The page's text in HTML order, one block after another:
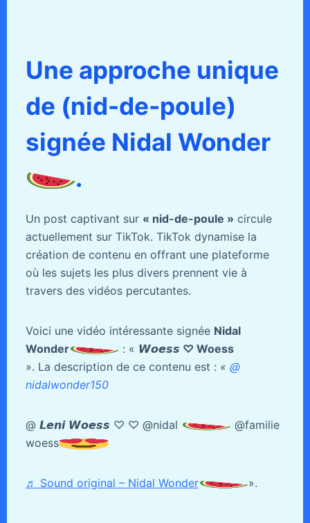
Une approche unique
de (nid-de-poule)
signée Nidal Wonder
.
Un post captivant sur « nid-de-poule » circule
actuellement sur TikTok. TikTok dynamise la
création de contenu en offrant une plateforme
où les sujets les plus divers prennent vie à
travers des vidéos percutantes.
Voici une vidéo intéressante signée Nidal
Wonder
: « 𝙒𝙤𝙚𝙨𝙨 ♡ Woess
». La description de ce contenu est : « @
nidalwonder150
@ 𝙇𝙚𝙣𝙞 𝙒𝙤𝙚𝙨𝙨 ♡ ♡ @nidal
@familie
woess
♬ Sound original – Nidal Wonder ».